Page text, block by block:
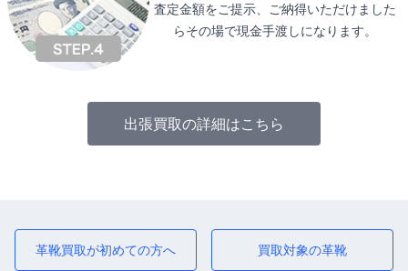
査定金額をご提示、ご納得いただけました
らその場で現金手渡しになります。
出張買取の詳細はこちら
革靴買取が初めての方へ 買取対象の革靴